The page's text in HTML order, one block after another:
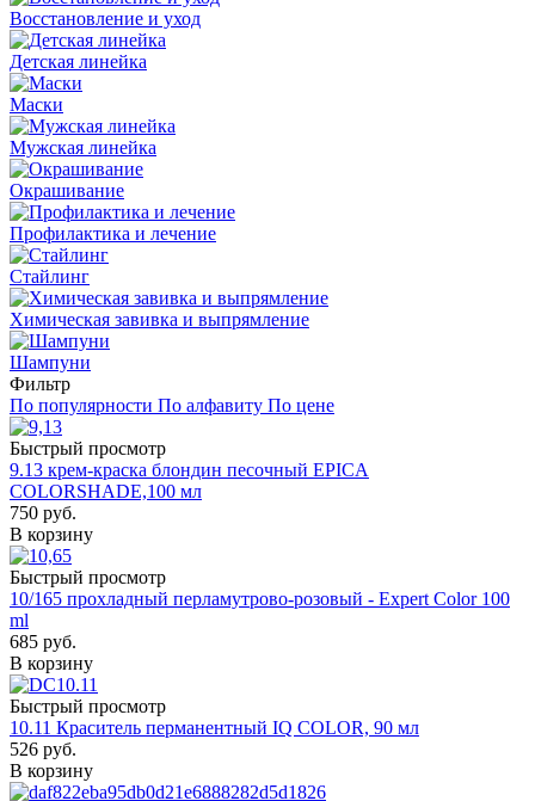
Восстановление и уход
Детская линейка
Маски
Мужская линейка
Окрашивание
Профилактика и лечение
Стайлинг
Химическая завивка и выпрямление
Шампуни
Фильтр
По популярности По алфавиту По цене
Быстрый просмотр
9.13 крем-краска блондин песочный EPICA
COLORSHADE,100 мл
750 руб.
В корзину
Быстрый просмотр
10/165 прохладный перламутрово-розовый - Expert Color 100
ml
685 руб.
В корзину
Быстрый просмотр
10.11 Краситель перманентный IQ COLOR, 90 мл
526 руб.
В корзину